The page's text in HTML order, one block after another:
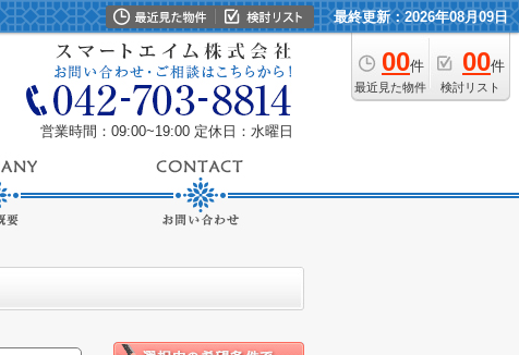
最終更新：2026年08月09日
00件
最近見た物件
00件
検討リスト
営業時間：09:00~19:00 定休日：水曜日